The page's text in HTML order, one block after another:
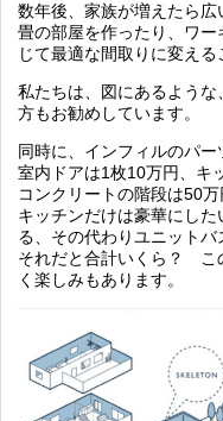
数年後、家族が増えたら
畳の部屋を作ったり、ワ
じて最適な間取りに変える
私たちは、図にあるような
方もお勧めしています。
同時に、インフィルのパー
室内ドアは1枚10万円、キ
コンクリートの階段は50
キッチンだけは豪華にし
る、その代わりユニットバ
それだと合計いくら？ こ
く楽しみもあります。